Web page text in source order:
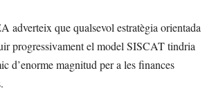
adverteix que qualsevol estratègia orientada
progressivament el model SISCAT tindria
d’enorme magnitud per a les finances